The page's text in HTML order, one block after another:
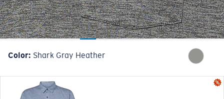
Color: Shark Gray Heather